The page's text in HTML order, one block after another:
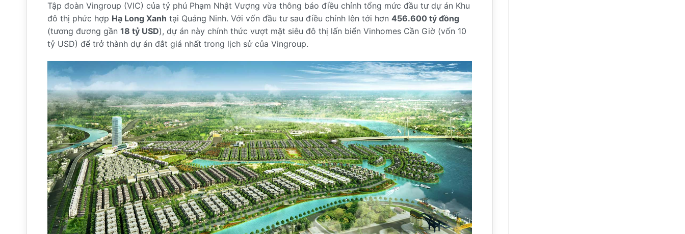
Tập đoàn Vingroup (VIC) của tỷ phú Phạm Nhật Vượng vừa thông báo điều chỉnh tổng mức đầu tư dự án Khu
đô thị phức hợp Hạ Long Xanh tại Quảng Ninh. Với vốn đầu tư sau điều chỉnh lên tới hơn 456.600 tỷ đồng
(tương đương gần 18 tỷ USD), dự án này chính thức vượt mặt siêu đô thị lấn biển Vinhomes Cần Giờ (vốn 10
tỷ USD) để trở thành dự án đắt giá nhất trong lịch sử của Vingroup.